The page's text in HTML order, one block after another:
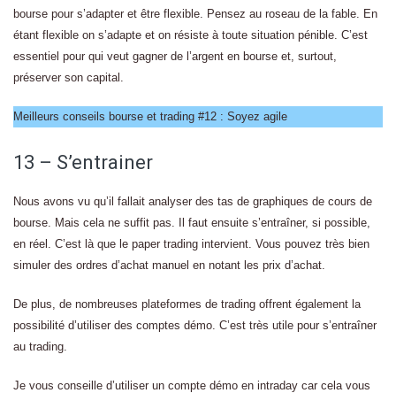
bourse pour s’adapter et être flexible. Pensez au roseau de la fable. En
étant flexible on s’adapte et on résiste à toute situation pénible. C’est
essentiel pour qui veut gagner de l’argent en bourse et, surtout,
préserver son capital.
Meilleurs conseils bourse et trading #12 : Soyez agile
13 – S’entrainer
Nous avons vu qu’il fallait analyser des tas de graphiques de cours de
bourse. Mais cela ne suffit pas. Il faut ensuite s’entraîner, si possible,
en réel. C’est là que le paper trading intervient. Vous pouvez très bien
simuler des ordres d’achat manuel en notant les prix d’achat.
De plus, de nombreuses plateformes de trading offrent également la
possibilité d’utiliser des comptes démo. C’est très utile pour s’entraîner
au trading.
Je vous conseille d’utiliser un compte démo en intraday car cela vous